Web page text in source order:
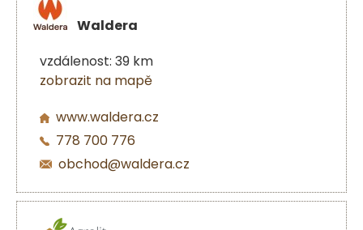
Waldera
vzdálenost: 39 km
zobrazit na mapě
www.waldera.cz
778 700 776
obchod@waldera.cz